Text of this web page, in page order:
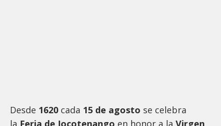
Desde 1620 cada 15 de agosto se celebra
la Feria de Jocotenango en honor a la Virgen